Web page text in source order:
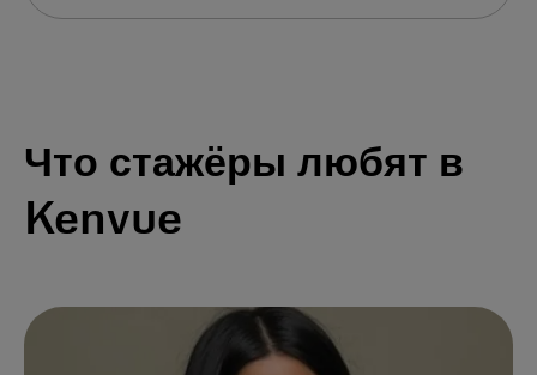
Что стажёры любят в
Kenvue